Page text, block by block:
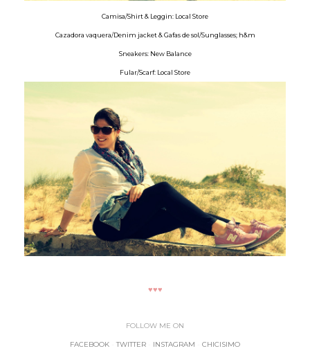
Camisa/Shirt & Leggin: Local Store
Cazadora vaquera/Denim jacket & Gafas de sol/Sunglasses; h&m
Sneakers: New Balance
Fular/Scarf: Local Store
♥♥♥
FOLLOW ME ON
FACEBOOK -TWITTER INSTAGRAM CHICISIMO